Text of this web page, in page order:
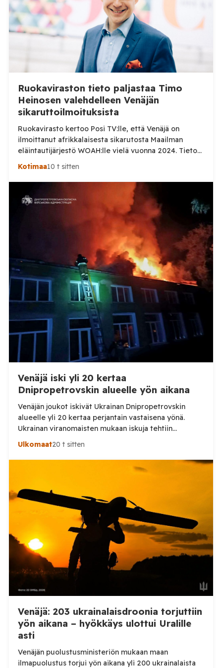
Ruokaviraston tieto paljastaa Timo
Heinosen valehdelleen Venäjän
sikaruttoilmoituksista
Ruokavirasto kertoo Posi TV:lle, että Venäjä on
ilmoittanut afrikkalaisesta sikarutosta Maailman
eläintautijärjestö WOAH:lle vielä vuonna 2024. Tieto
haastaa kokoomuksen kansanedustaja Timo Heinosen
sikaruttoilmoituksista. Suomi on puolestaan
ilmoittanut tuoreesta Virolahden tapauksesta sekä
WOAH:n kautta että suoraan Venäjän
eläinlääkintäviranomaisille. Ruokavirasto kertoi Posi
TV:lle tarkempia tietoja Suomen ensimmäisestä
afrikkalaisen sikaruton tapauksesta sekä
eläintautitietojen vaihdosta […]
Kotimaa10 t sitten
Venäjä iski yli 20 kertaa
Dnipropetrovskin alueelle yön aikana
Venäjän joukot iskivät Ukrainan Dnipropetrovskin
alueelle yli 20 kertaa perjantain vastaisena yönä.
Ukrainan viranomaisten mukaan iskuja tehtiin
alueellisen sotilashallinnon johtaja Oleksandr Hanzha
kertoi perjantaiaamuna 7. elokuuta julkaisemassaan
hyökkäsivät yön aikana yli 20 kertaa viidelle alueelle.
Nikopolin alueella iskuja kohdistui Nikopolin
kaupunkiin sekä […]
Ulkomaat20 t sitten
Venäjä: 203 ukrainalaisdroonia torjuttiin
yön aikana – hyökkäys ulottui Uralille
asti
Venäjän puolustusministeriön mukaan maan
ilmapuolustus torjui yön aikana yli 200 ukrainalaista